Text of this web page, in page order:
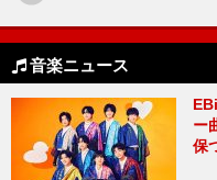
音楽ニュース
ー
保